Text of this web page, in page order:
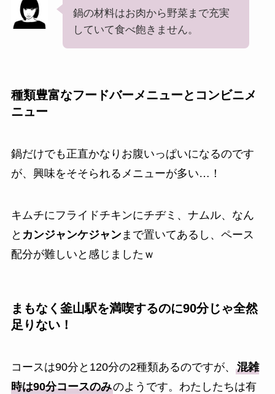
鍋の材料はお肉から野菜まで充実
していて食べ飽きません。
種類豊富なフードバーメニューとコンビニメ
ニュー
鍋だけでも正直かなりお腹いっぱいになるのです
が、興味をそそられるメニューが多い…！
キムチにフライドチキンにチヂミ、ナムル、なん
と カンジャンケジャンまで置いてあるし、ペース
配分が難しいと感じましたｗ
まもなく釜山駅を満喫するのに90分じゃ全然
足りない！
コースは90分と120分の2種類あるのですが、 混雑
時は90分コースのみのようです。わたしたちは有